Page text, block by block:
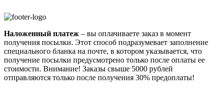
Наложенный платеж – вы оплачиваете заказ в момент
получения посылки. Этот способ подразумевает заполнение
специального бланка на почте, в котором указывается, что
получение посылки предусмотрено только после оплаты ее
стоимости. Внимание! Заказы свыше 5000 рублей
отправляются только после получения 30% предоплаты!